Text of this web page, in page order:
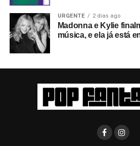
URGENTE 2 dias ago
Madonna e Kylie
música, e ela já está